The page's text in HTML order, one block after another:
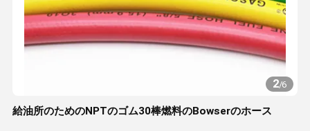
2/6
給油所のためのNPTのゴム30棒燃料のBowserのホース